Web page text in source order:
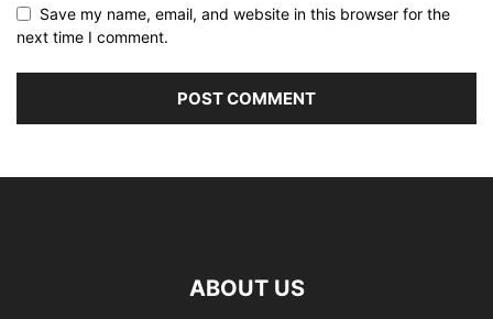
Save my name, email, and website in this browser for the
next time I comment.
ABOUT US